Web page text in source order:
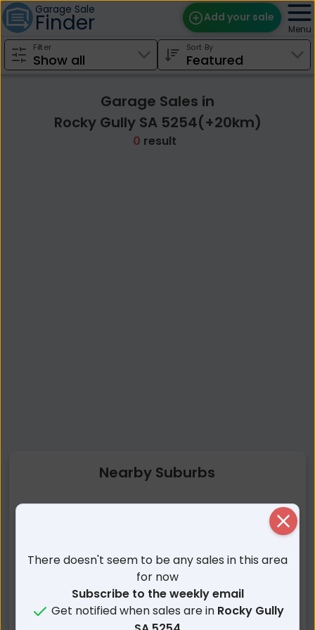
Garage Sale
Finder Add your sale
Find Sales
Edit Your Sale
Menu
Filter Sort By
Garage Sales in
Rocky Gully SA 5254(+20km)
0 result
Nearby Suburbs
Pallamana SA
Riverglades SA
Murray Bridge South SA
Long Flat SA
Toora SA
There doesn't seem to be any sales in this area
for now
Subscribe to the weekly email
Get notified when sales are in Rocky Gully